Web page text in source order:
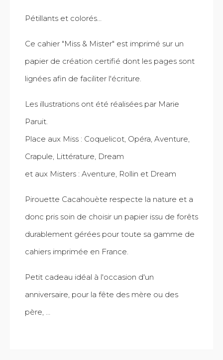
Pétillants et colorés…
Ce cahier "Miss & Mister" est imprimé sur un
papier de création certifié dont les pages sont
lignées afin de faciliter l'écriture.
Les illustrations ont été réalisées par Marie
Paruit.
Place aux Miss : Coquelicot, Opéra, Aventure,
Crapule, Littérature, Dream
et aux Misters : Aventure, Rollin et Dream
Pirouette Cacahouète respecte la nature et a
donc pris soin de choisir un papier issu de forêts
durablement gérées pour toute sa gamme de
cahiers imprimée en France.
Petit cadeau idéal à l'occasion d'un
anniversaire, pour la fête des mère ou des
père, …